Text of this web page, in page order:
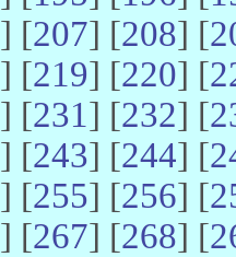
] [207] [208] [
] [219] [220] [
] [231] [232] [
] [243] [244] [
] [255] [256] [
] [267] [268] [